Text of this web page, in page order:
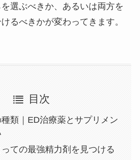
選ぶべきか、あるいは両方を
るべきかが変わってきます。
目次
類｜ED治療薬とサプリメン
ての最強精力剤を見つける